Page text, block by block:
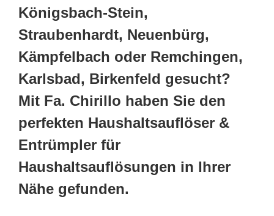
Königsbach-Stein,
Straubenhardt, Neuenbürg,
Kämpfelbach oder Remchingen,
Karlsbad, Birkenfeld gesucht?
Mit Fa. Chirillo haben Sie den
perfekten Haushaltsauflöser &
Entrümpler für
Haushaltsauflösungen in Ihrer
Nähe gefunden.